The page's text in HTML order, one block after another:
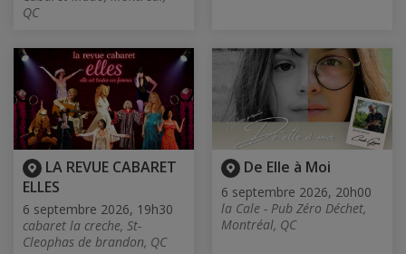
QC
LA REVUE CABARET
ELLES
6 septembre 2026, 19h30
cabaret la creche, St-
Cleophas de brandon, QC
De Elle à Moi
6 septembre 2026, 20h00
la Cale - Pub Zéro Déchet,
Montréal, QC